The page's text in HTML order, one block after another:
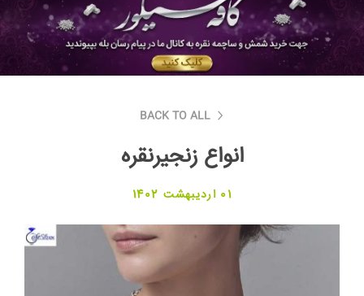
BACK TO ALL
انواع زنجیرنقره
01 اردیبهشت 1402